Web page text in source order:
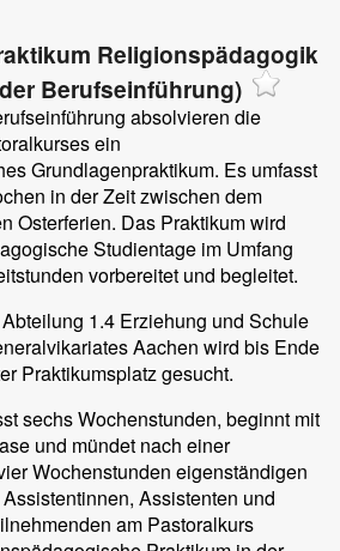
Religionspädagogik
Berufseinführung)
absolvieren die
ein
Grundlagenpraktikum. Es umfasst
in der Zeit zwischen dem
Osterferien. Das Praktikum wird
Studientage im Umfang
vorbereitet und begleitet.
1.4 Erziehung und Schule
Aachen wird bis Ende
Praktikumsplatz gesucht.
sechs Wochenstunden, beginnt mit
und mündet nach einer
Wochenstunden eigenständigen
Assistenten und
am Pastoralkurs